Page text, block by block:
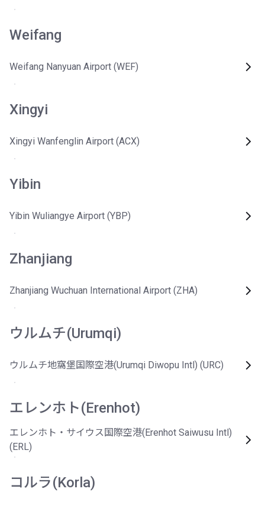
Weifang
Weifang Nanyuan Airport (WEF)
Xingyi
Xingyi Wanfenglin Airport (ACX)
Yibin
Yibin Wuliangye Airport (YBP)
Zhanjiang
Zhanjiang Wuchuan International Airport (ZHA)
ウルムチ(Urumqi)
ウルムチ地窩堡国際空港(Urumqi Diwopu Intl) (URC)
エレンホト(Erenhot)
エレンホト・サイウス国際空港(Erenhot Saiwusu Intl)
(ERL)
コルラ(Korla)